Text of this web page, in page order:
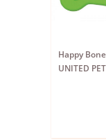
Happy
UNITED